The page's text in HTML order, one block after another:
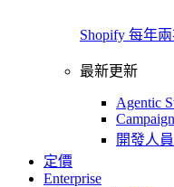
Shopify 每年
最新更新
Agentic
開發人
定價
Enterprise